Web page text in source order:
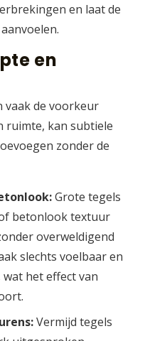
en laat de
en
vaak de voorkeur
ruimte, kan subtiele
zonder de
Grote tegels
betonlook textuur
overweldigend
slechts voelbaar en
het effect van
Vermijd tegels